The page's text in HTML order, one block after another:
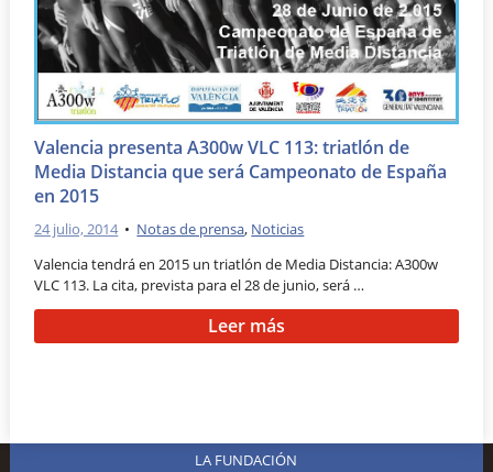
Valencia presenta A300w VLC 113: triatlón de
Media Distancia que será Campeonato de España
en 2015
24 julio, 2014 • Notas de prensa, Noticias
Valencia tendrá en 2015 un triatlón de Media Distancia: A300w
VLC 113. La cita, prevista para el 28 de junio, será …
Leer más
LA FUNDACIÓN